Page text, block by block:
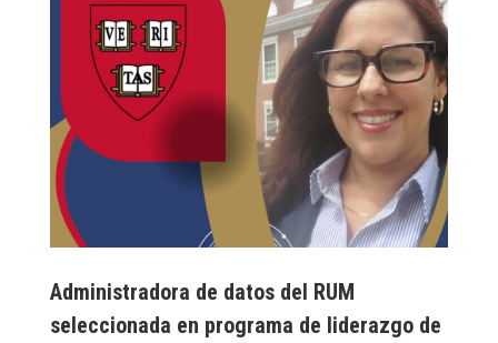
Administradora de datos del RUM
seleccionada en programa de liderazgo de